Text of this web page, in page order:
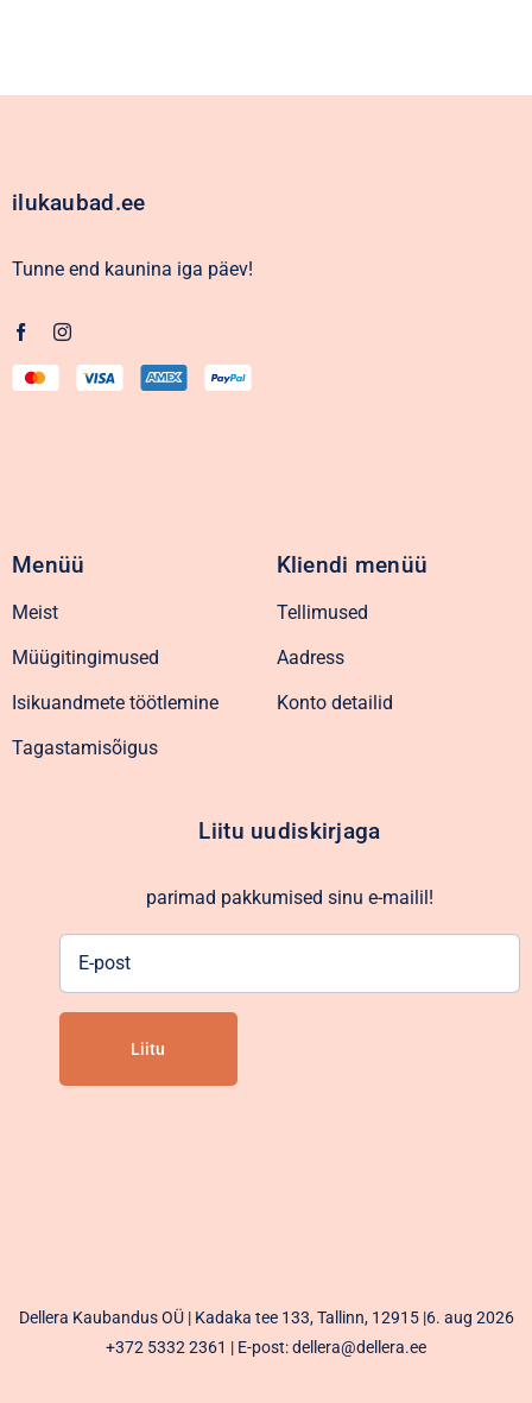
ilukaubad.ee
Tunne end kaunina iga päev!
Menüü
Meist
Müügitingimused
Isikuandmete töötlemine
Tagastamisõigus
Kliendi menüü
Tellimused
Aadress
Konto detailid
Liitu uudiskirjaga
parimad pakkumised sinu e-mailil!
Dellera Kaubandus OÜ | Kadaka tee 133, Tallinn, 12915 |6. aug 2026
+372 5332 2361 | E-post: dellera@dellera.ee